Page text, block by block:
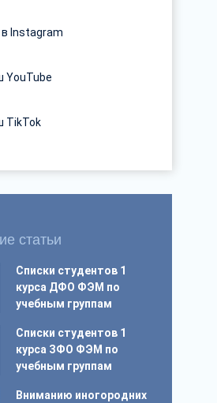
Instagram
YouTube
TikTok
статьи
Списки студентов 1
курса ДФО ФЭМ по
учебным группам
Списки студентов 1
курса ЗФО ФЭМ по
учебным группам
Вниманию иногородних